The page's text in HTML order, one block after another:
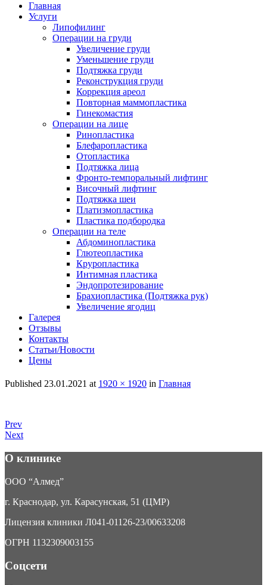
Главная
Услуги
Липофилинг
Операции на груди
Увеличение груди
Уменьшение груди
Подтяжка груди
Реконструкция груди
Коррекция ареол
Повторная маммопластика
Гинекомастия
Операции на лице
Ринопластика
Блефаропластика
Отопластика
Подтяжка лица
Фронто-темпоральный лифтинг
Височный лифтинг
Подтяжка шеи
Платизмопластика
Пластика подбородка
Операции на теле
Абдоминопластика
Глютеопластика
Круропластика
Интимная пластика
Эндопротезирование
Брахиопластика (Подтяжка рук)
Увеличение ягодиц
Галерея
Отзывы
Контакты
Статьи/Новости
Цены
Published 23.01.2021 at 1920 × 1920 in Главная
Prev
Next
О клинике
ООО “Алмед”
г. Краснодар, ул. Карасунская, 51 (ЦМР)
Лицензия клиники Л041-01126-23/00633208
ОГРН 1132309003155
Соцсети